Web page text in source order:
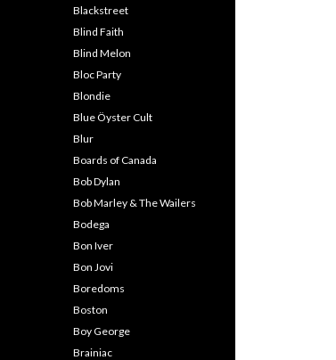
Blackstreet
Blind Faith
Blind Melon
Bloc Party
Blondie
Blue Öyster Cult
Blur
Boards of Canada
Bob Dylan
Bob Marley & The Wailers
Bodega
Bon Iver
Bon Jovi
Boredoms
Boston
Boy George
Brainiac